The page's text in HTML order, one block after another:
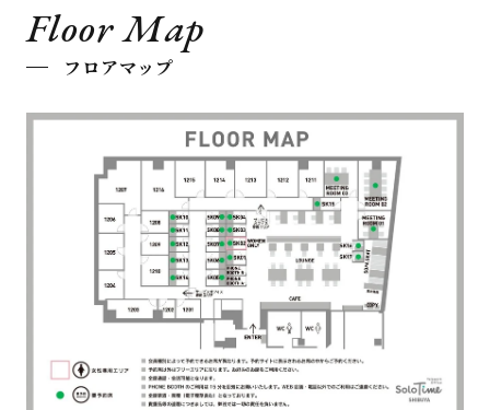
Floor Map
フロアマップ